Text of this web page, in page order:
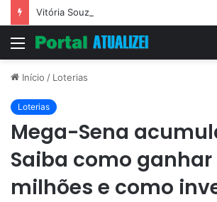
Menu
Início / Loterias
Loterias
Mega-Sena
Saiba como ganhar
milhões e como